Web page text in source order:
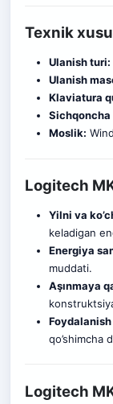
Texnik
Ulanish turi:
Ulanish
Klaviatura
Moslik:
Logitech
Yilni va
keladigan
Energiya
muddati.
Aşınmaya
qo’shimcha
Logitech